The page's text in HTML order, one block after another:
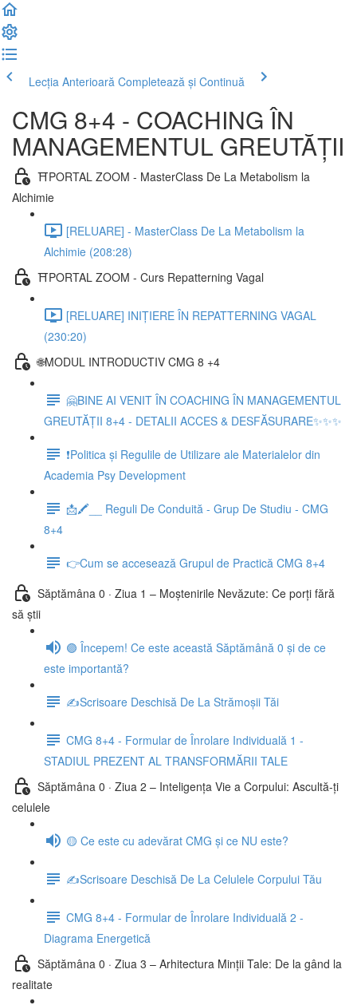
Lecția Anterioară Completează și Continuă
CMG 8+4 - COACHING ÎN
MANAGEMENTUL GREUTĂȚII
⛩️PORTAL ZOOM - MasterClass De La Metabolism la
Alchimie
[RELUARE] - MasterClass De La Metabolism la
Alchimie (208:28)
⛩️PORTAL ZOOM - Curs Repatterning Vagal
[RELUARE] INIȚIERE ÎN REPATTERNING VAGAL
(230:20)
🌐MODUL INTRODUCTIV CMG 8 +4
🤗BINE AI VENIT ÎN COACHING ÎN MANAGEMENTUL
GREUTĂȚII 8+4 - DETALII ACCES & DESFĂSURARE✨✨✨
❗Politica și Regulile de Utilizare ale Materialelor din
Academia Psy Development
📩🖍__ Reguli De Conduită - Grup De Studiu - CMG
8+4
👉Cum se accesează Grupul de Practică CMG 8+4
Săptămâna 0 · Ziua 1 – Moștenirile Nevăzute: Ce porți fără
să știi
🟣 Începem! Ce este această Săptămână 0 și de ce
este importantă?
✍️Scrisoare Deschisă De La Strămoșii Tăi
CMG 8+4 - Formular de Înrolare Individuală 1 -
STADIUL PREZENT AL TRANSFORMĂRII TALE
Săptămâna 0 · Ziua 2 – Inteligența Vie a Corpului: Ascultă-ți
celulele
🟡 Ce este cu adevărat CMG și ce NU este?
✍️Scrisoare Deschisă De La Celulele Corpului Tău
CMG 8+4 - Formular de Înrolare Individuală 2 -
Diagrama Energetică
Săptămâna 0 · Ziua 3 – Arhitectura Minții Tale: De la gând la
realitate